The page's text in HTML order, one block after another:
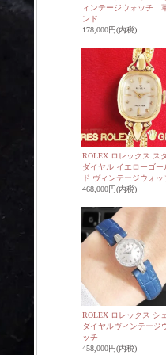
ィンテージウォッチ
ンド
178,000円(内税)
ROLEX ロレックス ス
ダイヤル イエローゴー
ド ヴィンテージウォッ
468,000円(内税)
ROLEX ロレックス シ
ダイヤルヴィンテージ
ッチ
458,000円(内税)